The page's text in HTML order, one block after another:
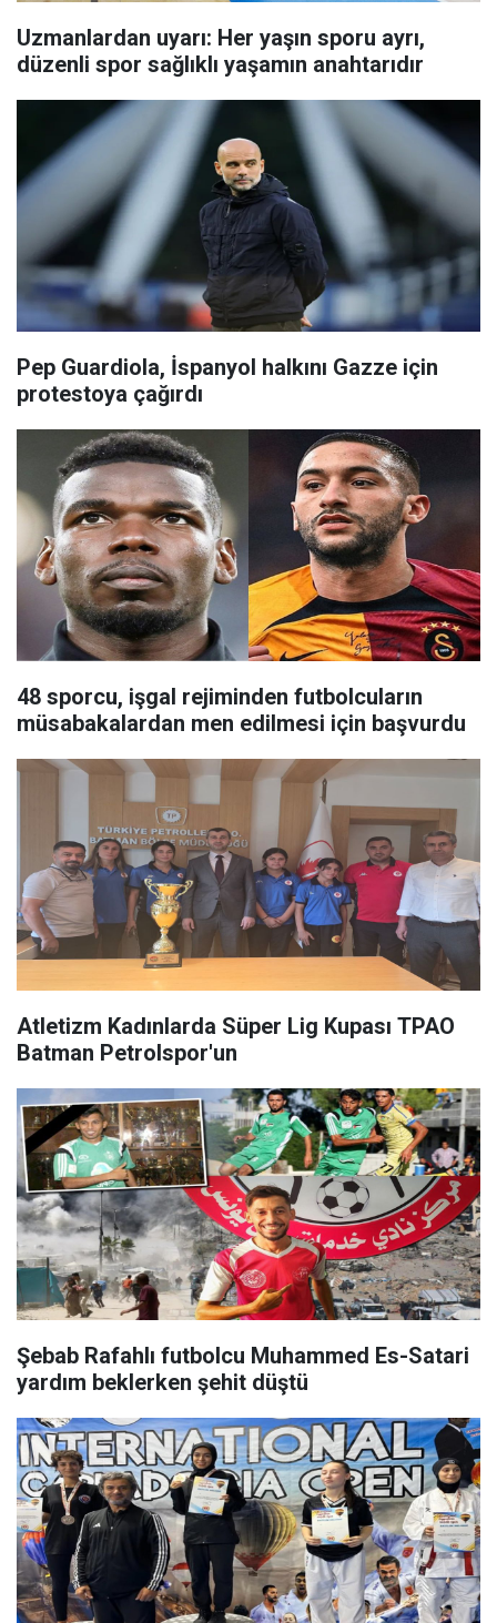
Uzmanlardan uyarı: Her yaşın sporu ayrı,
düzenli spor sağlıklı yaşamın anahtarıdır
Pep Guardiola, İspanyol halkını Gazze için
protestoya çağırdı
48 sporcu, işgal rejiminden futbolcuların
müsabakalardan men edilmesi için başvurdu
Atletizm Kadınlarda Süper Lig Kupası TPAO
Batman Petrolspor'un
Şebab Rafahlı futbolcu Muhammed Es-Satari
yardım beklerken şehit düştü